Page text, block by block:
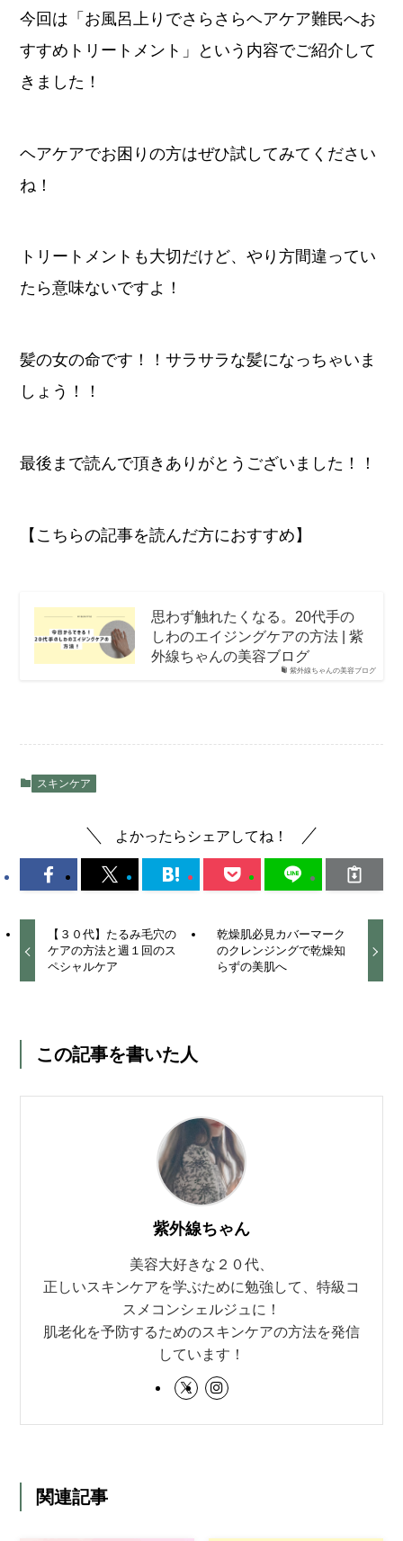
今回は「お風呂上りでさらさらヘアケア難民へお
すすめトリートメント」という内容でご紹介して
きました！
ヘアケアでお困りの方はぜひ試してみてください
ね！
トリートメントも大切だけど、やり方間違ってい
たら意味ないですよ！
髪の女の命です！！サラサラな髪になっちゃいま
しょう！！
最後まで読んで頂きありがとうございました！！
【こちらの記事を読んだ方におすすめ】
紫外線ちゃんの美容ブログ
思わず触れたくなる。20代手の
しわのエイジングケアの方法 | 紫
外線ちゃんの美容ブログ
スキンケア
よかったらシェアしてね！
【３０代】たるみ毛穴の
ケアの方法と週１回のス
ペシャルケア
乾燥肌必見カバーマーク
のクレンジングで乾燥知
らずの美肌へ
この記事を書いた人
紫外線ちゃん
美容大好きな２０代、
正しいスキンケアを学ぶために勉強して、特級コ
スメコンシェルジュに！
肌老化を予防するためのスキンケアの方法を発信
しています！
関連記事